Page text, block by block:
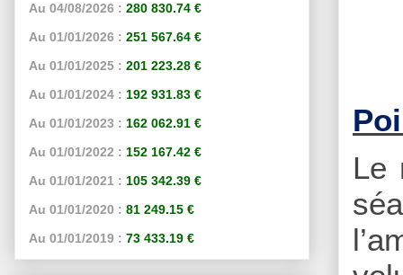
Le
Au 04/08/2026 : 280 830.74 €
Au 01/01/2026 : 251 567.64 €
Au 01/01/2025 : 201 223.28 €
Au 01/01/2024 : 192 931.83 €
Au 01/01/2023 : 162 062.91 €
Au 01/01/2022 : 152 167.42 €
Au 01/01/2021 : 105 342.39 €
Au 01/01/2020 : 81 249.15 €
Au 01/01/2019 : 73 433.19 €